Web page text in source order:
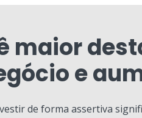
maior
e
de forma assertiva